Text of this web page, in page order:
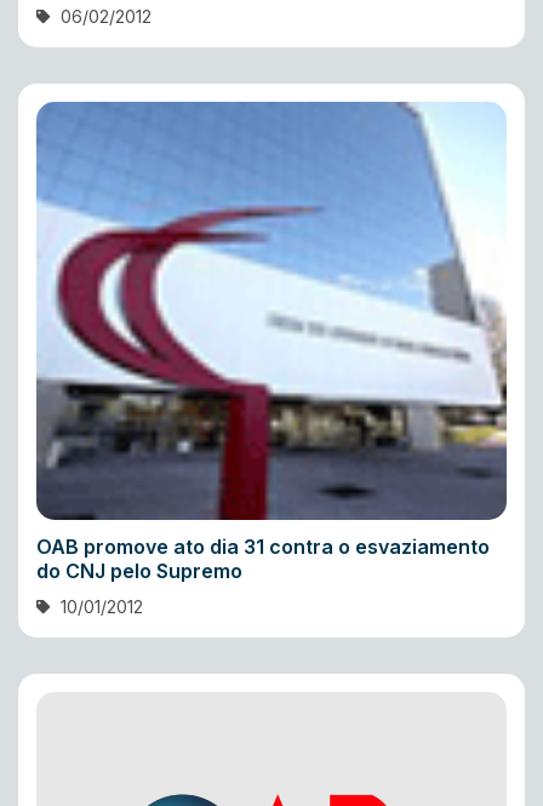
06/02/2012
OAB promove ato dia 31 contra o esvaziamento
do CNJ pelo Supremo
10/01/2012